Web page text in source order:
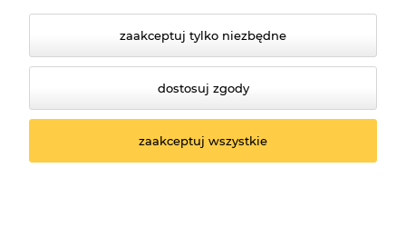
© 2026 czerwonadynia.pl. Wszelkie prawa zastrzeżone.
zaakceptuj tylko niezbędne
dostosuj zgody
zaakceptuj wszystkie